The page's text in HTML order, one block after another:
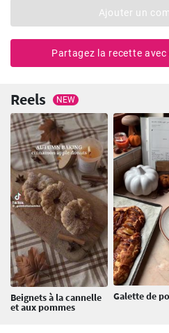
Ajouter un
Partagez la recette
Reels NEW
Beignets à la cannelle
et aux pommes
Galette de